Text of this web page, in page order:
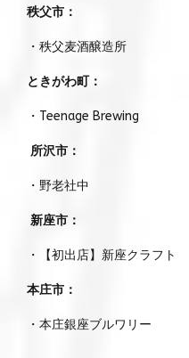
秩父市：
・秩父麦酒醸造所
ときがわ町：
・Teenage Brewing
所沢市：
・野老社中
新座市：
・【初出店】新座クラフト
本庄市：
・本庄銀座ブルワリー